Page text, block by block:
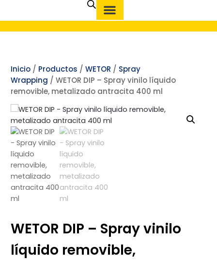
Inicio / Productos / WETOR / Spray
Wrapping / WETOR DIP – Spray vinilo líquido
removible, metalizado antracita 400 ml
WETOR DIP – Spray vinilo
líquido removible,